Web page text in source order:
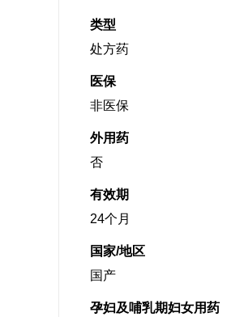
类型
处方药
医保
非医保
外用药
否
有效期
24个月
国家/地区
国产
孕妇及哺乳期妇女用药